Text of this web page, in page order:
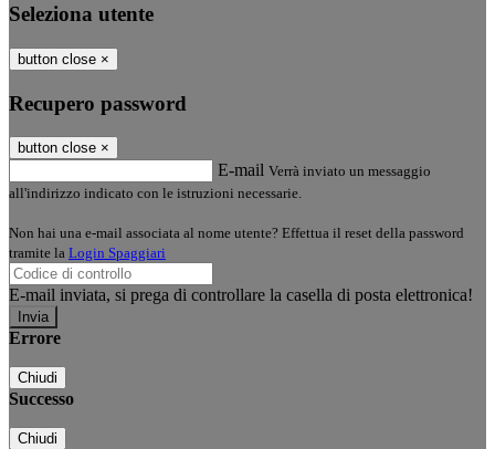
Seleziona utente
button close ×
Recupero password
button close ×
E-mail Verrà inviato un messaggio
all'indirizzo indicato con le istruzioni necessarie.
Non hai una e-mail associata al nome utente? Effettua il reset della password
tramite la Login Spaggiari
E-mail inviata, si prega di controllare la casella di posta elettronica!
Errore
Chiudi
Successo
Chiudi